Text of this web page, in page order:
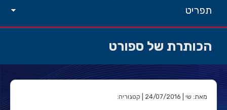
תפריט
הכותרת של ספורט
מאת: שי | 24/07/2016 | קטגוריה: